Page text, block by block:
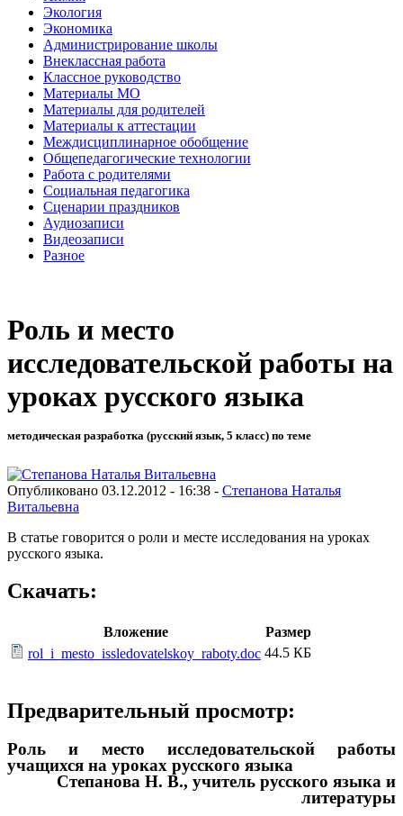
Экология
Экономика
Администрирование школы
Внеклассная работа
Классное руководство
Материалы МО
Материалы для родителей
Материалы к аттестации
Междисциплинарное обобщение
Общепедагогические технологии
Работа с родителями
Социальная педагогика
Сценарии праздников
Аудиозаписи
Видеозаписи
Разное
Роль и место
исследовательской работы на
уроках русского языка
методическая разработка (русский язык, 5 класс) по теме
Опубликовано 03.12.2012 - 16:38 - Степанова Наталья
Витальевна
В статье говорится о роли и месте исследования на уроках
русского языка.
Скачать:
Вложение
Размер
rol_i_mesto_issledovatelskoy_raboty.doc 44.5 КБ
Предварительный просмотр:
Роль и место исследовательской работы
учащихся на уроках русского языка
Степанова Н. В., учитель русского языка и
литературы